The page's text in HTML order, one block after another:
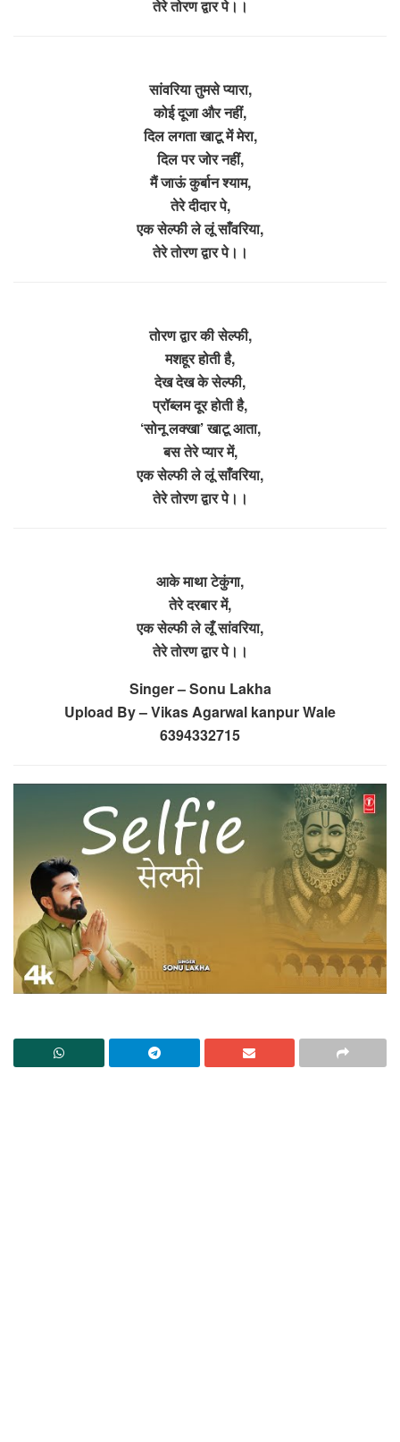
तेरे तोरण द्वार पे।।
सांवरिया तुमसे प्यारा,
कोई दूजा और नहीं,
दिल लगता खाटू में मेरा,
दिल पर जोर नहीं,
मैं जाऊं कुर्बान श्याम,
तेरे दीदार पे,
एक सेल्फी ले लूं साँवरिया,
तेरे तोरण द्वार पे।।
तोरण द्वार की सेल्फी,
मशहूर होती है,
देख देख के सेल्फी,
प्रॉब्लम दूर होती है,
‘सोनू लक्खा’ खाटू आता,
बस तेरे प्यार में,
एक सेल्फी ले लूं साँवरिया,
तेरे तोरण द्वार पे।।
आके माथा टेकुंगा,
तेरे दरबार में,
एक सेल्फी ले लूँ सांवरिया,
तेरे तोरण द्वार पे।।
Singer – Sonu Lakha
Upload By – Vikas Agarwal kanpur Wale
6394332715